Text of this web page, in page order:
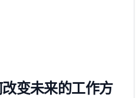
变未来的工作方